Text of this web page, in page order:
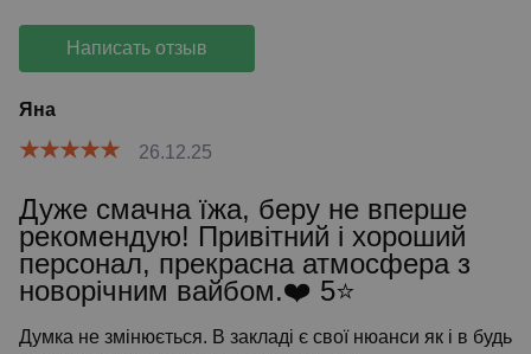
Написать отзыв
Яна
26.12.25
Дуже смачна їжа, беру не вперше
рекомендую! Привітний і хороший
персонал, прекрасна атмосфера з
новорічним вайбом.❤️ 5⭐️
Думка не змінюється. В закладі є свої нюанси як і в будь